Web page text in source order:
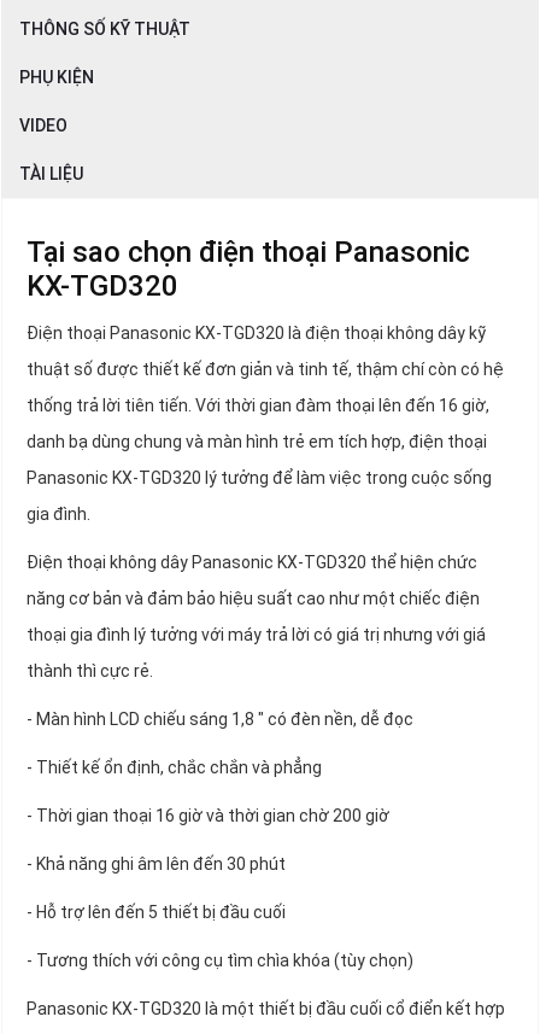
THÔNG SỐ KỸ THUẬT
PHỤ KIỆN
VIDEO
TÀI LIỆU
Tại sao chọn điện thoại Panasonic
KX-TGD320
Điện thoại Panasonic KX-TGD320 là điện thoại không dây kỹ
thuật số được thiết kế đơn giản và tinh tế, thậm chí còn có hệ
thống trả lời tiên tiến. Với thời gian đàm thoại lên đến 16 giờ,
danh bạ dùng chung và màn hình trẻ em tích hợp, điện thoại
Panasonic KX-TGD320 lý tưởng để làm việc trong cuộc sống
gia đình.
Điện thoại không dây Panasonic KX-TGD320 thể hiện chức
năng cơ bản và đảm bảo hiệu suất cao như một chiếc điện
thoại gia đình lý tưởng với máy trả lời có giá trị nhưng với giá
thành thì cực rẻ.
- Màn hình LCD chiếu sáng 1,8 " có đèn nền, dễ đọc
- Thiết kế ổn định, chắc chắn và phẳng
- Thời gian thoại 16 giờ và thời gian chờ 200 giờ
- Khả năng ghi âm lên đến 30 phút
- Hỗ trợ lên đến 5 thiết bị đầu cuối
- Tương thích với công cụ tìm chìa khóa (tùy chọn)
Panasonic KX-TGD320 là một thiết bị đầu cuối cổ điển kết hợp